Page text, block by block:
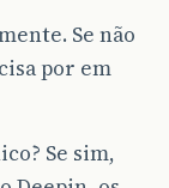
Se não
por em
Se sim,